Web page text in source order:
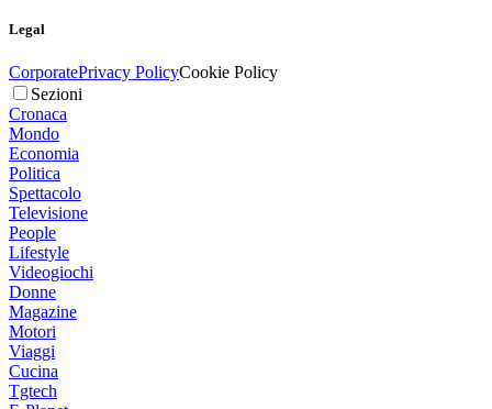
Legal
CorporatePrivacy PolicyCookie Policy
Sezioni
Cronaca
Mondo
Economia
Politica
Spettacolo
Televisione
People
Lifestyle
Videogiochi
Donne
Magazine
Motori
Viaggi
Cucina
Tgtech